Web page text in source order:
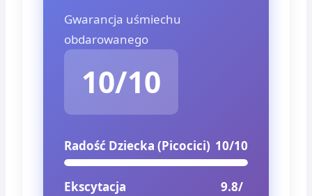
Gwarancja uśmiechu
obdarowanego
10/10
Radość Dziecka (Picocici) 10/10
Ekscytacja
9.8/